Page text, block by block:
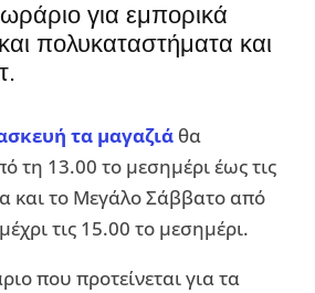
για εμπορικά
πολυκαταστήματα και
τα μαγαζιά θα
τη 13.00 το μεσημέρι έως τις
και το Μεγάλο Σάββατο από
τις 15.00 το μεσημέρι.
που προτείνεται για τα